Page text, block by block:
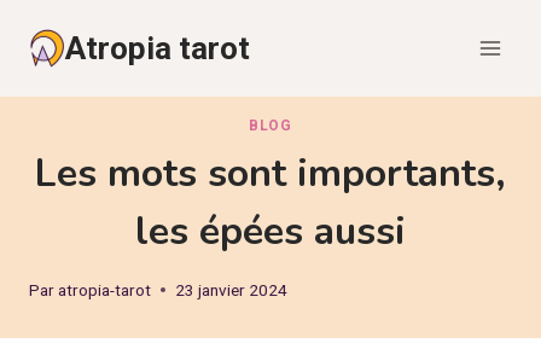
Atropia tarot
BLOG
Les mots sont importants,
les épées aussi
Paratropia-tarot 23 janvier 2024